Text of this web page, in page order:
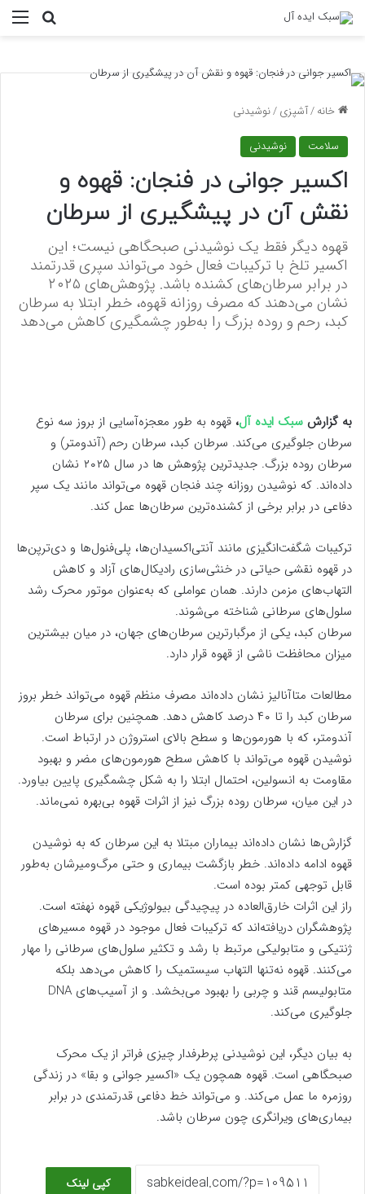
خانه/آشپزی/نوشیدنی
سلامت نوشیدنی
اکسیر جوانی در فنجان: قهوه و
نقش آن در پیشگیری از سرطان
قهوه دیگر فقط یک نوشیدنی صبحگاهی نیست؛ این
اکسیر تلخ با ترکیبات فعال خود می‌تواند سپری قدرتمند
در برابر سرطان‌های کشنده باشد. پژوهش‌های ۲۰۲۵
نشان می‌دهند که مصرف روزانه قهوه، خطر ابتلا به سرطان
کبد، رحم و روده بزرگ را به‌طور چشمگیری کاهش می‌دهد
به گزارش سبک ایده آل، قهوه به طور معجزه‌آسایی از بروز سه نوع
سرطان جلوگیری می‌کند. سرطان کبد، سرطان رحم (آندومتر) و
سرطان روده بزرگ. جدیدترین پژوهش ها در سال ۲۰۲۵ نشان
داده‌اند. که نوشیدن روزانه چند فنجان قهوه می‌تواند مانند یک سپر
دفاعی در برابر برخی از کشنده‌ترین سرطان‌ها عمل کند.
ترکیبات شگفت‌انگیزی مانند آنتی‌اکسیدان‌ها، پلی‌فنول‌ها و دی‌ترپن‌ها
در قهوه نقشی حیاتی در خنثی‌سازی رادیکال‌های آزاد و کاهش
التهاب‌های مزمن دارند. همان عواملی که به‌عنوان موتور محرک رشد
سلول‌های سرطانی شناخته می‌شوند.
سرطان کبد، یکی از مرگبارترین سرطان‌های جهان، در میان بیشترین
میزان محافظت ناشی از قهوه قرار دارد.
مطالعات متاآنالیز نشان داده‌اند مصرف منظم قهوه می‌تواند خطر بروز
سرطان کبد را تا ۴۰ درصد کاهش دهد. همچنین برای سرطان
آندومتر، که با هورمون‌ها و سطح بالای استروژن در ارتباط است.
نوشیدن قهوه می‌تواند با کاهش سطح هورمون‌های مضر و بهبود
مقاومت به انسولین، احتمال ابتلا را به شکل چشمگیری پایین بیاورد.
در این میان، سرطان روده بزرگ نیز از اثرات قهوه بی‌بهره نمی‌ماند.
گزارش‌ها نشان داده‌اند بیماران مبتلا به این سرطان که به نوشیدن
قهوه ادامه داده‌اند. خطر بازگشت بیماری و حتی مرگ‌ومیرشان به‌طور
قابل توجهی کمتر بوده است.
راز این اثرات خارق‌العاده در پیچیدگی بیولوژیکی قهوه نهفته است.
پژوهشگران دریافته‌اند که ترکیبات فعال موجود در قهوه مسیرهای
ژنتیکی و متابولیکی مرتبط با رشد و تکثیر سلول‌های سرطانی را مهار
می‌کنند. قهوه نه‌تنها التهاب سیستمیک را کاهش می‌دهد بلکه
متابولیسم قند و چربی را بهبود می‌بخشد. و از آسیب‌های DNA
جلوگیری می‌کند.
به بیان دیگر، این نوشیدنی پرطرفدار چیزی فراتر از یک محرک
صبحگاهی است. قهوه همچون یک «اکسیر جوانی و بقا» در زندگی
روزمره ما عمل می‌کند. و می‌تواند خط دفاعی قدرتمندی در برابر
بیماری‌های ویرانگری چون سرطان باشد.
کپی لینک